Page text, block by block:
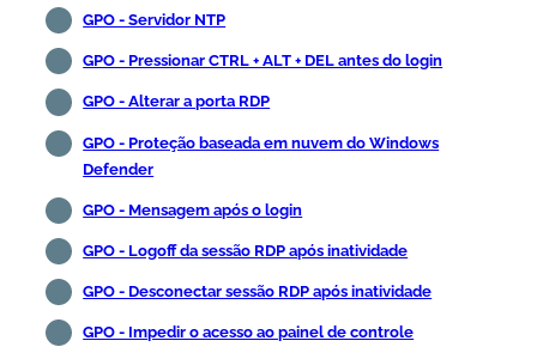
GPO - Servidor NTP
GPO - Pressionar CTRL + ALT + DEL antes do login
GPO - Alterar a porta RDP
GPO - Proteção baseada em nuvem do Windows
Defender
GPO - Mensagem após o login
GPO - Logoff da sessão RDP após inatividade
GPO - Desconectar sessão RDP após inatividade
GPO - Impedir o acesso ao painel de controle